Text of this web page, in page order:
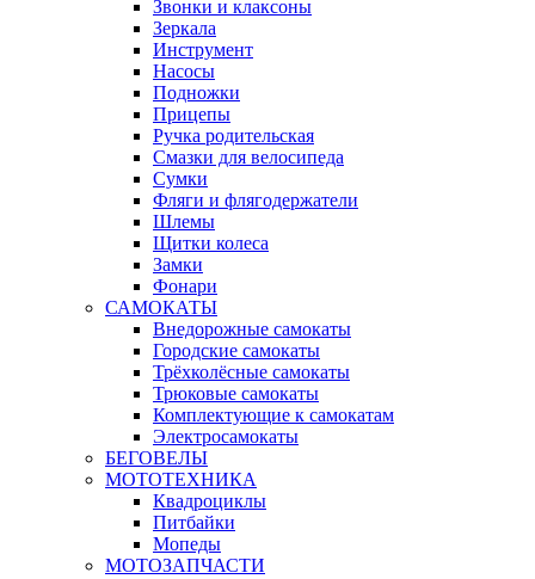
Звонки и клаксоны
Зеркала
Инструмент
Насосы
Подножки
Прицепы
Ручка родительская
Смазки для велосипеда
Сумки
Фляги и флягодержатели
Шлемы
Щитки колеса
Замки
Фонари
САМОКАТЫ
Внедорожные самокаты
Городские самокаты
Трёхколёсные самокаты
Трюковые самокаты
Комплектующие к самокатам
Электросамокаты
БЕГОВЕЛЫ
МОТОТЕХНИКА
Квадроциклы
Питбайки
Мопеды
МОТОЗАПЧАСТИ